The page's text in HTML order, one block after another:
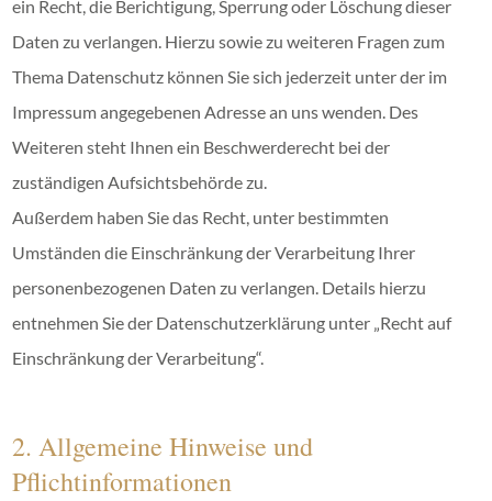
ein Recht, die Berichtigung, Sperrung oder Löschung dieser
Daten zu verlangen. Hierzu sowie zu weiteren Fragen zum
Thema Datenschutz können Sie sich jederzeit unter der im
Impressum angegebenen Adresse an uns wenden. Des
Weiteren steht Ihnen ein Beschwerderecht bei der
zuständigen Aufsichtsbehörde zu.
Außerdem haben Sie das Recht, unter bestimmten
Umständen die Einschränkung der Verarbeitung Ihrer
personenbezogenen Daten zu verlangen. Details hierzu
entnehmen Sie der Datenschutzerklärung unter „Recht auf
Einschränkung der Verarbeitung“.
2. Allgemeine Hinweise und
Pflichtinformationen